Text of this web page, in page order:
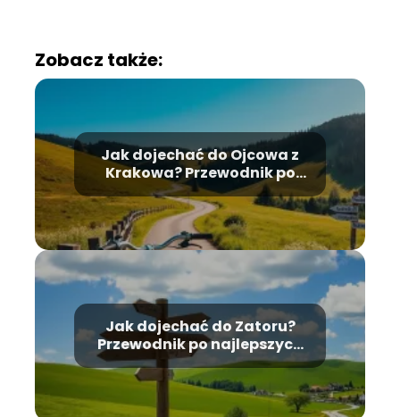
Zobacz także:
Jak dojechać do Ojcowa z
Krakowa? Przewodnik po
trasach i środkach
transportu
Jak dojechać do Zatoru?
Przewodnik po najlepszych
trasach